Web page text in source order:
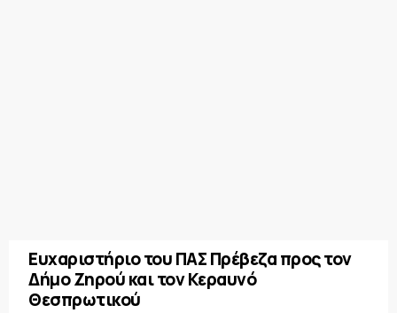
Ευχαριστήριο του ΠΑΣ Πρέβεζα προς τον
Δήμο Ζηρού και τον Κεραυνό
Θεσπρωτικού